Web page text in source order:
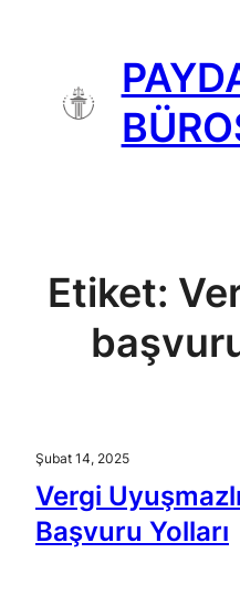
Etiket:
Şubat 14, 2025
Vergi
Başvuru Yolları